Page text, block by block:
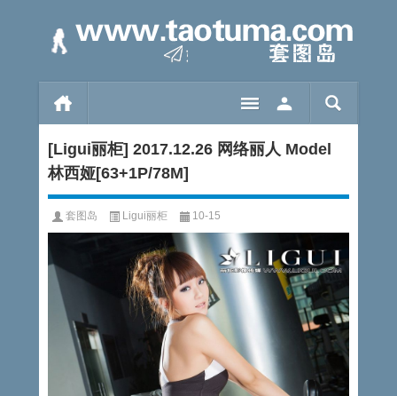
[Ligui丽柜] 2017.12.26 网络丽人 Model
林西娅[63+1P/78M]
套图岛 Ligui丽柜 10-15